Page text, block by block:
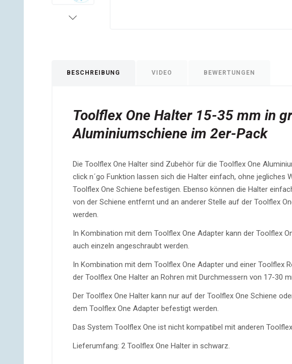
BESCHREIBUNG VIDEO BEWERTUNGEN
Toolflex One Halter 15-35 mm in
Aluminiumschiene im 2er-Pack
Die Toolflex One Halter sind Zubehör für die Toolflex One
click n´go Funktion lassen sich die Halter einfach, ohne jegliches
Toolflex One Schiene befestigen. Ebenso können die Halter
von der Schiene entfernt und an anderer Stelle auf der Toolflex
werden.
In Kombination mit dem Toolflex One Adapter kann der Toolflex
auch einzeln angeschraubt werden.
In Kombination mit dem Toolflex One Adapter und einer Toolflex
der Toolflex One Halter an Rohren mit Durchmessern von 17-30
Der Toolflex One Halter kann nur auf der Toolflex One Schiene
dem Toolflex One Adapter befestigt werden.
Das System Toolflex One ist nicht kompatibel mit anderen
Lieferumfang: 2 Toolflex One Halter in schwarz.